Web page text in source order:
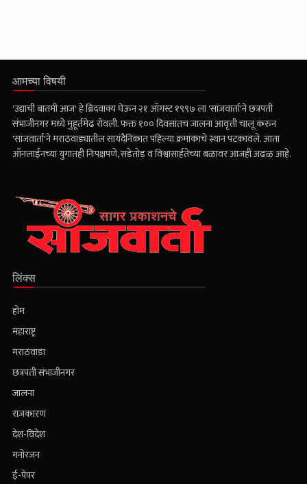
आमच्या विषयी
'उद्याची बातमी आज' हे ब्रिदवाक्य घेऊन २१ ऑगस्ट १९९७ ला 'सांजवार्ता'ने छत्रपती
संभाजीनगर मध्ये मुहूर्तमेढ रोवली. फक्त १०० दिवसांतच जालना आवृत्ती चालू करुन
'सांजवार्ता'ने मराठवाड्यातील सायंदैनिकात पहिल्या क्रमांकाचे स्थान पटकावले. आता
ऑनलाईनच्या युगातही निःपक्षपणे, सडेतोड व विश्वासार्हतेच्या बळावर आजही अढळ आहे.
लिंक्स
होम
महाराष्ट्र
मराठवाडा
छत्रपती संभाजीनगर
जालना
राजकारण
देश-विदेश
मनोरंजन
ई-पेपर